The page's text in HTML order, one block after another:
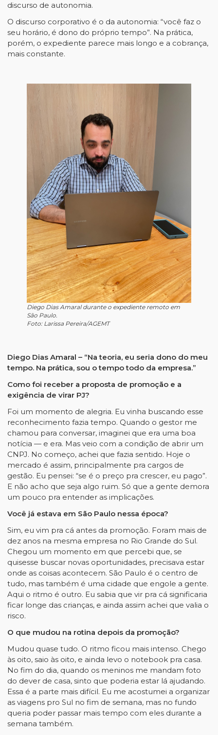
discurso de autonomia.
O discurso corporativo é o da autonomia: “você faz o
seu horário, é dono do próprio tempo”. Na prática,
porém, o expediente parece mais longo e a cobrança,
mais constante.
Diego Dias Amaral durante o expediente remoto em
São Paulo.
Foto: Larissa Pereira/AGEMT
Diego Dias Amaral – “Na teoria, eu seria dono do meu
tempo. Na prática, sou o tempo todo da empresa.”
Como foi receber a proposta de promoção e a
exigência de virar PJ?
Foi um momento de alegria. Eu vinha buscando esse
reconhecimento fazia tempo. Quando o gestor me
chamou para conversar, imaginei que era uma boa
notícia — e era. Mas veio com a condição de abrir um
CNPJ. No começo, achei que fazia sentido. Hoje o
mercado é assim, principalmente pra cargos de
gestão. Eu pensei: “se é o preço pra crescer, eu pago”.
E não acho que seja algo ruim. Só que a gente demora
um pouco pra entender as implicações.
Você já estava em São Paulo nessa época?
Sim, eu vim pra cá antes da promoção. Foram mais de
dez anos na mesma empresa no Rio Grande do Sul.
Chegou um momento em que percebi que, se
quisesse buscar novas oportunidades, precisava estar
onde as coisas acontecem. São Paulo é o centro de
tudo, mas também é uma cidade que engole a gente.
Aqui o ritmo é outro. Eu sabia que vir pra cá significaria
ficar longe das crianças, e ainda assim achei que valia o
risco.
O que mudou na rotina depois da promoção?
Mudou quase tudo. O ritmo ficou mais intenso. Chego
às oito, saio às oito, e ainda levo o notebook pra casa.
No fim do dia, quando os meninos me mandam foto
do dever de casa, sinto que poderia estar lá ajudando.
Essa é a parte mais difícil. Eu me acostumei a organizar
as viagens pro Sul no fim de semana, mas no fundo
queria poder passar mais tempo com eles durante a
semana também.